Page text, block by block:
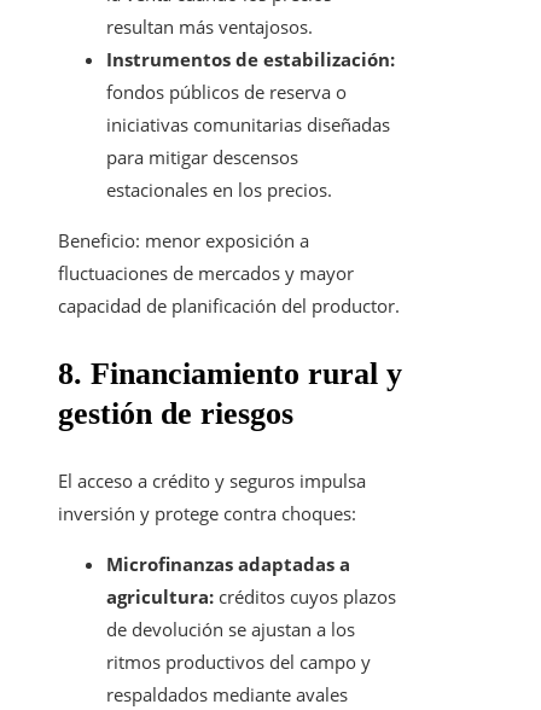
resultan más ventajosos.
Instrumentos de estabilización:
fondos públicos de reserva o
iniciativas comunitarias diseñadas
para mitigar descensos
estacionales en los precios.
Beneficio: menor exposición a
fluctuaciones de mercados y mayor
capacidad de planificación del productor.
8. Financiamiento rural y
gestión de riesgos
El acceso a crédito y seguros impulsa
inversión y protege contra choques:
Microfinanzas adaptadas a
agricultura: créditos cuyos plazos
de devolución se ajustan a los
ritmos productivos del campo y
respaldados mediante avales